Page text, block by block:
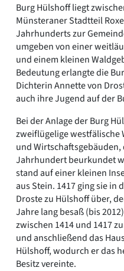
Burg Hülshoff liegt
Münsteraner Stadtteil
Jahrhunderts zur
umgeben von einer
und einem kleinen
Bedeutung erlangte die
Dichterin Annette von
auch ihre Jugend auf der
Bei der Anlage der Burg
zweiflügelige westfälische
und
Jahrhundert beurkundet
stand auf einer kleinen
aus Stein. 1417 ging sie in
Droste zu Hülshoff über,
Jahre lang besaß (bis
zwischen 1414 und 1417
und anschließend das
Hülshoff, wodurch er das
Besitz vereinte.